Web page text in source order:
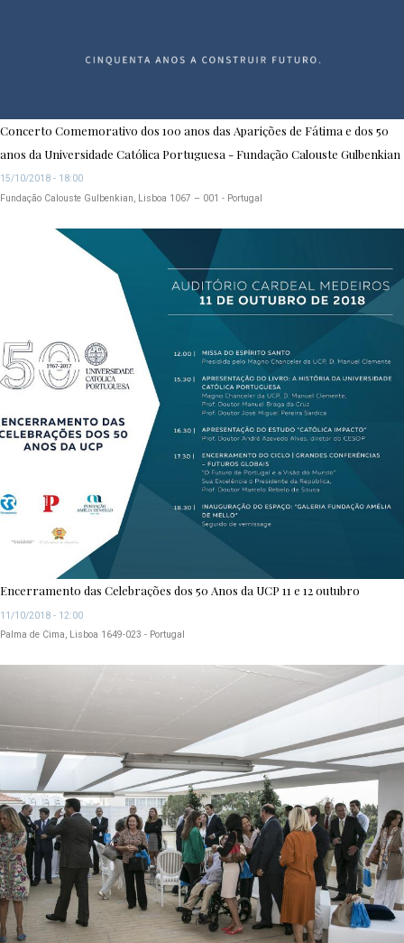
Concerto Comemorativo dos 100 anos das Aparições de Fátima e dos 50
anos da Universidade Católica Portuguesa - Fundação Calouste Gulbenkian
15/10/2018 - 18:00
Fundação Calouste Gulbenkian, Lisboa 1067 – 001 - Portugal
Encerramento das Celebrações dos 50 Anos da UCP 11 e 12 outubro
11/10/2018 - 12:00
Palma de Cima, Lisboa 1649-023 - Portugal